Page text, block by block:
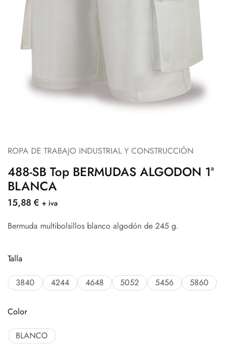
ROPA DE TRABAJO INDUSTRIAL Y CONSTRUCCIÓN
488-SB Top BERMUDAS ALGODON 1ª
BLANCA
15,88€ + iva
Bermuda multibolsillos blanco algodón de 245 g.
Talla
3840 4244 4648 5052 5456 5860
Color
BLANCO